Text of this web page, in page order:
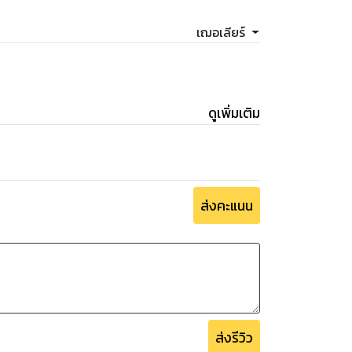
กับใจ
วปากป้องกัน แต่เขาไวกว่ายกมือใหญ่บีบแก้ม
าน ... ที่ดูท่าว่าจะหวานกว่าขนม ลิ้นสากลงลึกไซ้
นอื่นนอกจากผมอีกเหรอ”
เฌอเลียร์
ดูเพิ่มเติม
ส่งคะแนน
ส่งรีวิว